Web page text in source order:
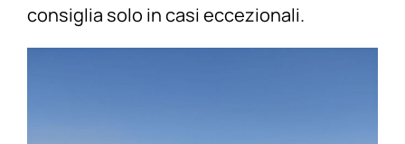
consiglia solo in casi eccezionali.